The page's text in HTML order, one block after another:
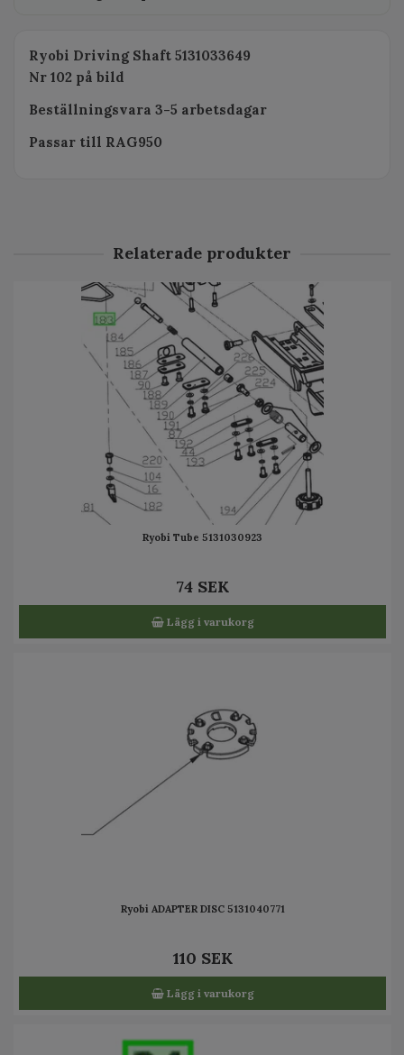
Ryobi Driving Shaft 5131033649
Nr 102 på bild
Beställningsvara 3-5 arbetsdagar
Passar till RAG950
Relaterade produkter
Ryobi Tube 5131030923
74 SEK
Lägg i varukorg
Ryobi ADAPTER DISC 5131040771
110 SEK
Lägg i varukorg